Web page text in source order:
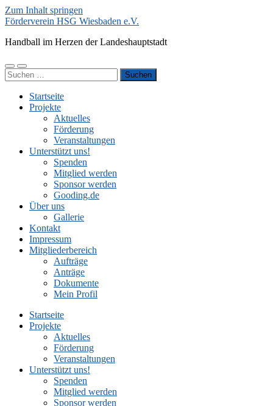
Zum Inhalt springen
Förderverein HSG Wiesbaden e.V.
Handball im Herzen der Landeshauptstadt
Mobile-
Menü
Suchfeld
ein-/ausblenden
Suchen
nach:
Startseite
Projekte
Aktuelles
Förderung
Veranstaltungen
Unterstützt uns!
Spenden
Mitglied werden
Sponsor werden
Gooding.de
Über uns
Gallerie
Kontakt
Impressum
Mitgliederbereich
Aufträge
Anträge
Dokumente
Mein Profil
Startseite
Projekte
Aktuelles
Förderung
Veranstaltungen
Unterstützt uns!
Spenden
Mitglied werden
Sponsor werden